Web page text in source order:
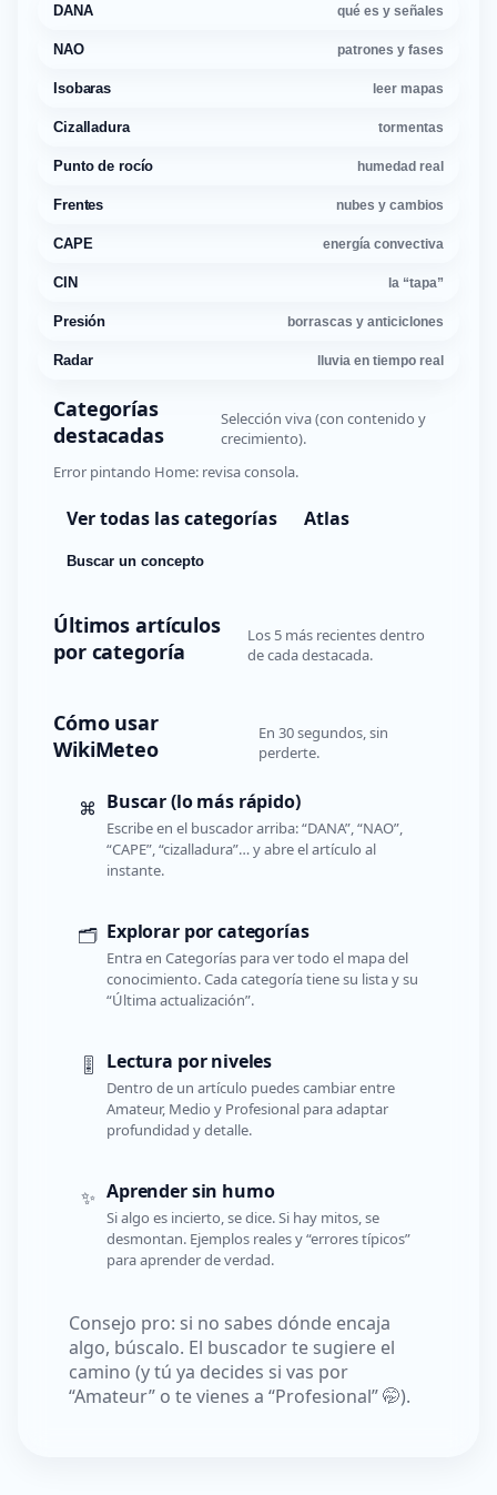
DANA qué es y señales
NAO patrones y fases
Isobaras leer mapas
Cizalladura tormentas
Punto de rocío humedad real
Frentes nubes y cambios
CAPE energía convectiva
CIN la “tapa”
Presión borrascas y anticiclones
Radar lluvia en tiempo real
Categorías
destacadas
Selección viva (con contenido y
crecimiento).
Error pintando Home: revisa consola.
Ver todas las categorías Atlas
Buscar un concepto
Últimos artículos
por categoría
Los 5 más recientes dentro
de cada destacada.
Cómo usar
WikiMeteo
En 30 segundos, sin
perderte.
⌘ Buscar (lo más rápido)
Escribe en el buscador arriba: “DANA”, “NAO”,
“CAPE”, “cizalladura”… y abre el artículo al
instante.
🗂️ Explorar por categorías
Entra en Categorías para ver todo el mapa del
conocimiento. Cada categoría tiene su lista y su
“Última actualización”.
🎚️ Lectura por niveles
Dentro de un artículo puedes cambiar entre
Amateur, Medio y Profesional para adaptar
profundidad y detalle.
✨ Aprender sin humo
Si algo es incierto, se dice. Si hay mitos, se
desmontan. Ejemplos reales y “errores típicos”
para aprender de verdad.
Consejo pro: si no sabes dónde encaja
algo, búscalo. El buscador te sugiere el
camino (y tú ya decides si vas por
“Amateur” o te vienes a “Profesional” 🤭).